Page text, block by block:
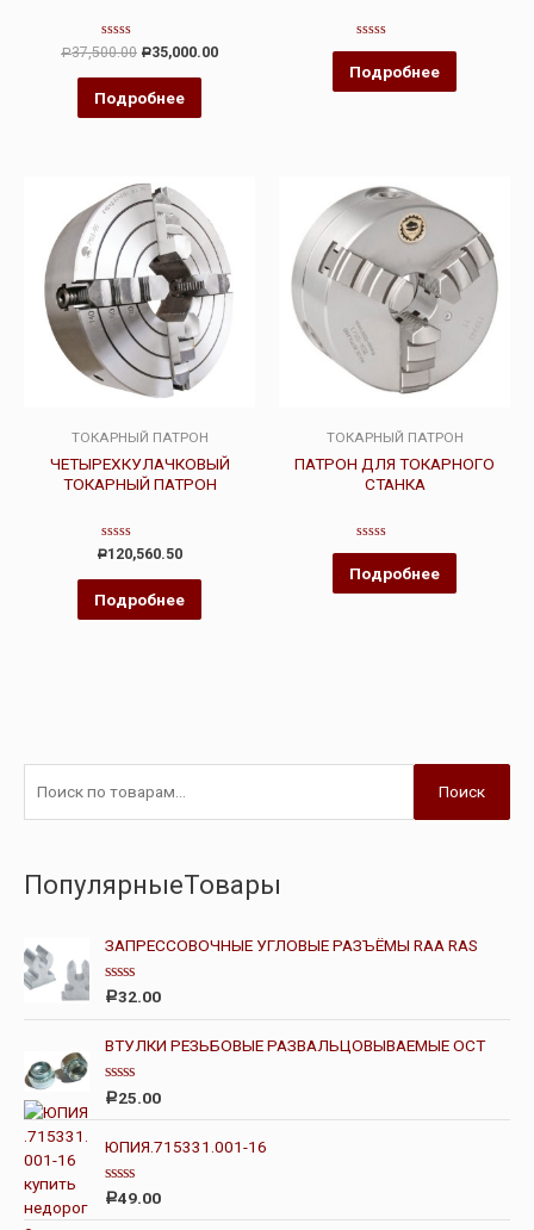
Оценка
из
Р37,500.00 Р35,000.00
Подробнее
Оценка
из
5
Подробнее
ТОКАРНЫЙ ПАТРОН
ЧЕТЫРЕХКУЛАЧКОВЫЙ
ТОКАРНЫЙ ПАТРОН
Оценка
из
Р120,560.50
Подробнее
ТОКАРНЫЙ ПАТРОН
ПАТРОН ДЛЯ ТОКАРНОГО
СТАНКА
Оценка
из
5
Подробнее
Поиск
ПопулярныеТовары
ЗАПРЕССОВОЧНЫЕ УГЛОВЫЕ РАЗЪЁМЫ RAA RAS
О
е
н
к
а
0
и
з
Р32.00
ВТУЛКИ РЕЗЬБОВЫЕ РАЗВАЛЬЦОВЫВАЕМЫЕ ОСТ
О
е
н
к
а
0
и
з
Р25.00
ЮПИЯ.715331.001-16
О
Р49.00